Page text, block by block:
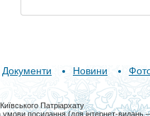
Документи Новини
Патріархату
умови посилання (для інтернет-видань